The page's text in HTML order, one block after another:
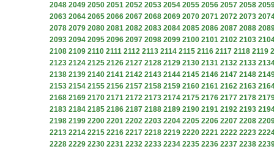
2048 2049 2050 2051 2052 2053 2054 2055 2056 2057 2058
2063 2064 2065 2066 2067 2068 2069 2070 2071 2072 2073
2078 2079 2080 2081 2082 2083 2084 2085 2086 2087 2088
2093 2094 2095 2096 2097 2098 2099 2100 2101 2102 2103
2108 2109 2110 2111 2112 2113 2114 2115 2116 2117 2118 2119
2123 2124 2125 2126 2127 2128 2129 2130 2131 2132 2133
2138 2139 2140 2141 2142 2143 2144 2145 2146 2147 2148
2153 2154 2155 2156 2157 2158 2159 2160 2161 2162 2163
2168 2169 2170 2171 2172 2173 2174 2175 2176 2177 2178
2183 2184 2185 2186 2187 2188 2189 2190 2191 2192 2193
2198 2199 2200 2201 2202 2203 2204 2205 2206 2207 2208
2213 2214 2215 2216 2217 2218 2219 2220 2221 2222 2223
2228 2229 2230 2231 2232 2233 2234 2235 2236 2237 2238